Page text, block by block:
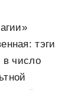
тэги
в число